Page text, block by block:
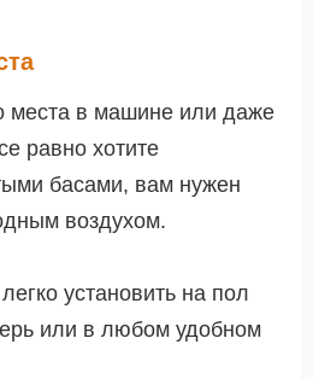
места в машине или даже
равно хотите
басами, вам нужен
воздухом.
установить на пол
или в любом удобном